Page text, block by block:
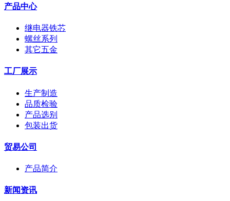
产品中心
继电器铁芯
螺丝系列
其它五金
工厂展示
生产制造
品质检验
产品选别
包装出货
贸易公司
产品简介
新闻资讯